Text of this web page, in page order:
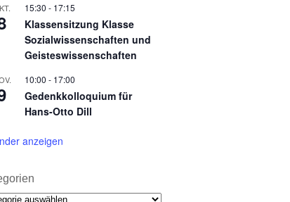
15:30 - 17:15
Klassensitzung Klasse
Sozialwissenschaften und
Geisteswissenschaften
10:00 - 17:00
Gedenkkolloquium für
Hans-Otto Dill
anzeigen